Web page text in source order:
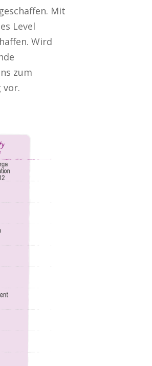
Mit
Level
Wird
zum
vor.